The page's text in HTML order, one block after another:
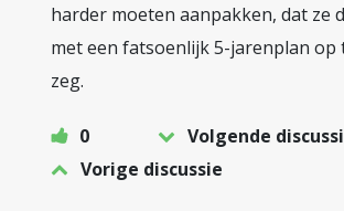
harder moeten aanpakken, dat ze
met een fatsoenlijk 5-jarenplan op
zeg.
0
Volgende
Vorige discussie